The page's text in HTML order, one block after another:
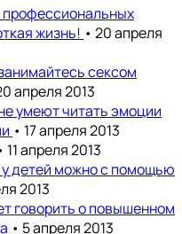
профессиональных
жизнь! • 20 апреля
сексом
апреля 2013
умеют читать эмоции
• 17 апреля 2013
11 апреля 2013
детей можно с помощью
2013
говорить о повышенном
• 5 апреля 2013